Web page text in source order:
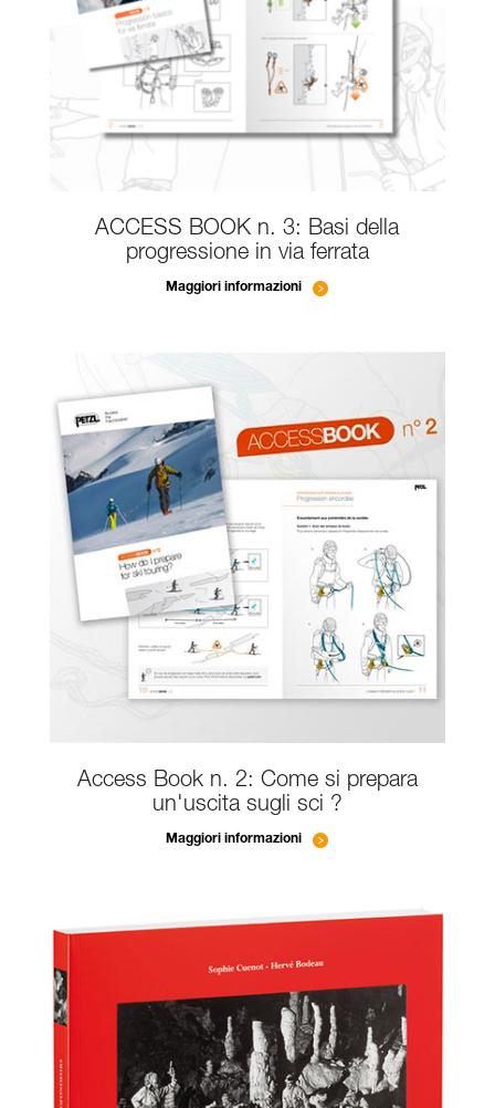
ACCESS BOOK n. 3: Basi della
progressione in via ferrata
Maggiori informazioni
Access Book n. 2: Come si prepara
un'uscita sugli sci ?
Maggiori informazioni